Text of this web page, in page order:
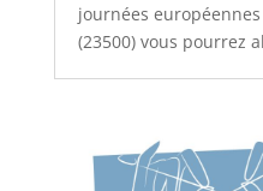
journées
(23500) vous pourrez